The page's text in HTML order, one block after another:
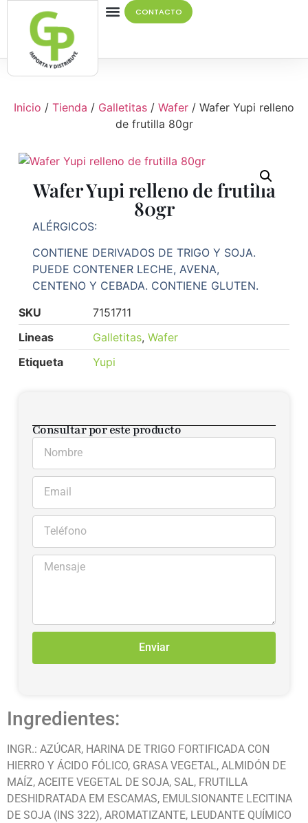
CONTACTO
Inicio / Tienda / Galletitas / Wafer / Wafer Yupi relleno
de frutilla 80gr
Wafer Yupi relleno de frutilla
80gr
ALÉRGICOS:
CONTIENE DERIVADOS DE TRIGO Y SOJA.
PUEDE CONTENER LECHE, AVENA,
CENTENO Y CEBADA. CONTIENE GLUTEN.
SKU
7151711
Lineas
Galletitas, Wafer
Etiqueta
Yupi
Consultar por este producto
Enviar
Ingredientes:
INGR.: AZÚCAR, HARINA DE TRIGO FORTIFICADA CON
HIERRO Y ÁCIDO FÓLICO, GRASA VEGETAL, ALMIDÓN DE
MAÍZ, ACEITE VEGETAL DE SOJA, SAL, FRUTILLA
DESHIDRATADA EM ESCAMAS, EMULSIONANTE LECITINA
DE SOJA (INS 322), AROMATIZANTE, LEUDANTE QUÍMICO